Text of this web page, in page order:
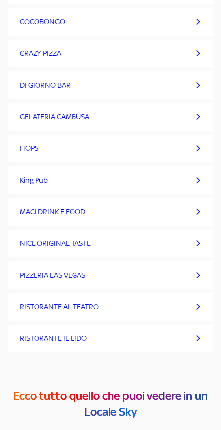
COCOBONGO
CRAZY PIZZA
DI GIORNO BAR
GELATERIA CAMBUSA
HOPS
King Pub
MACI DRINK E FOOD
NICE ORIGINAL TASTE
PIZZERIA LAS VEGAS
RISTORANTE AL TEATRO
RISTORANTE IL LIDO
Ecco tutto quello che puoi vedere in un
Locale Sky